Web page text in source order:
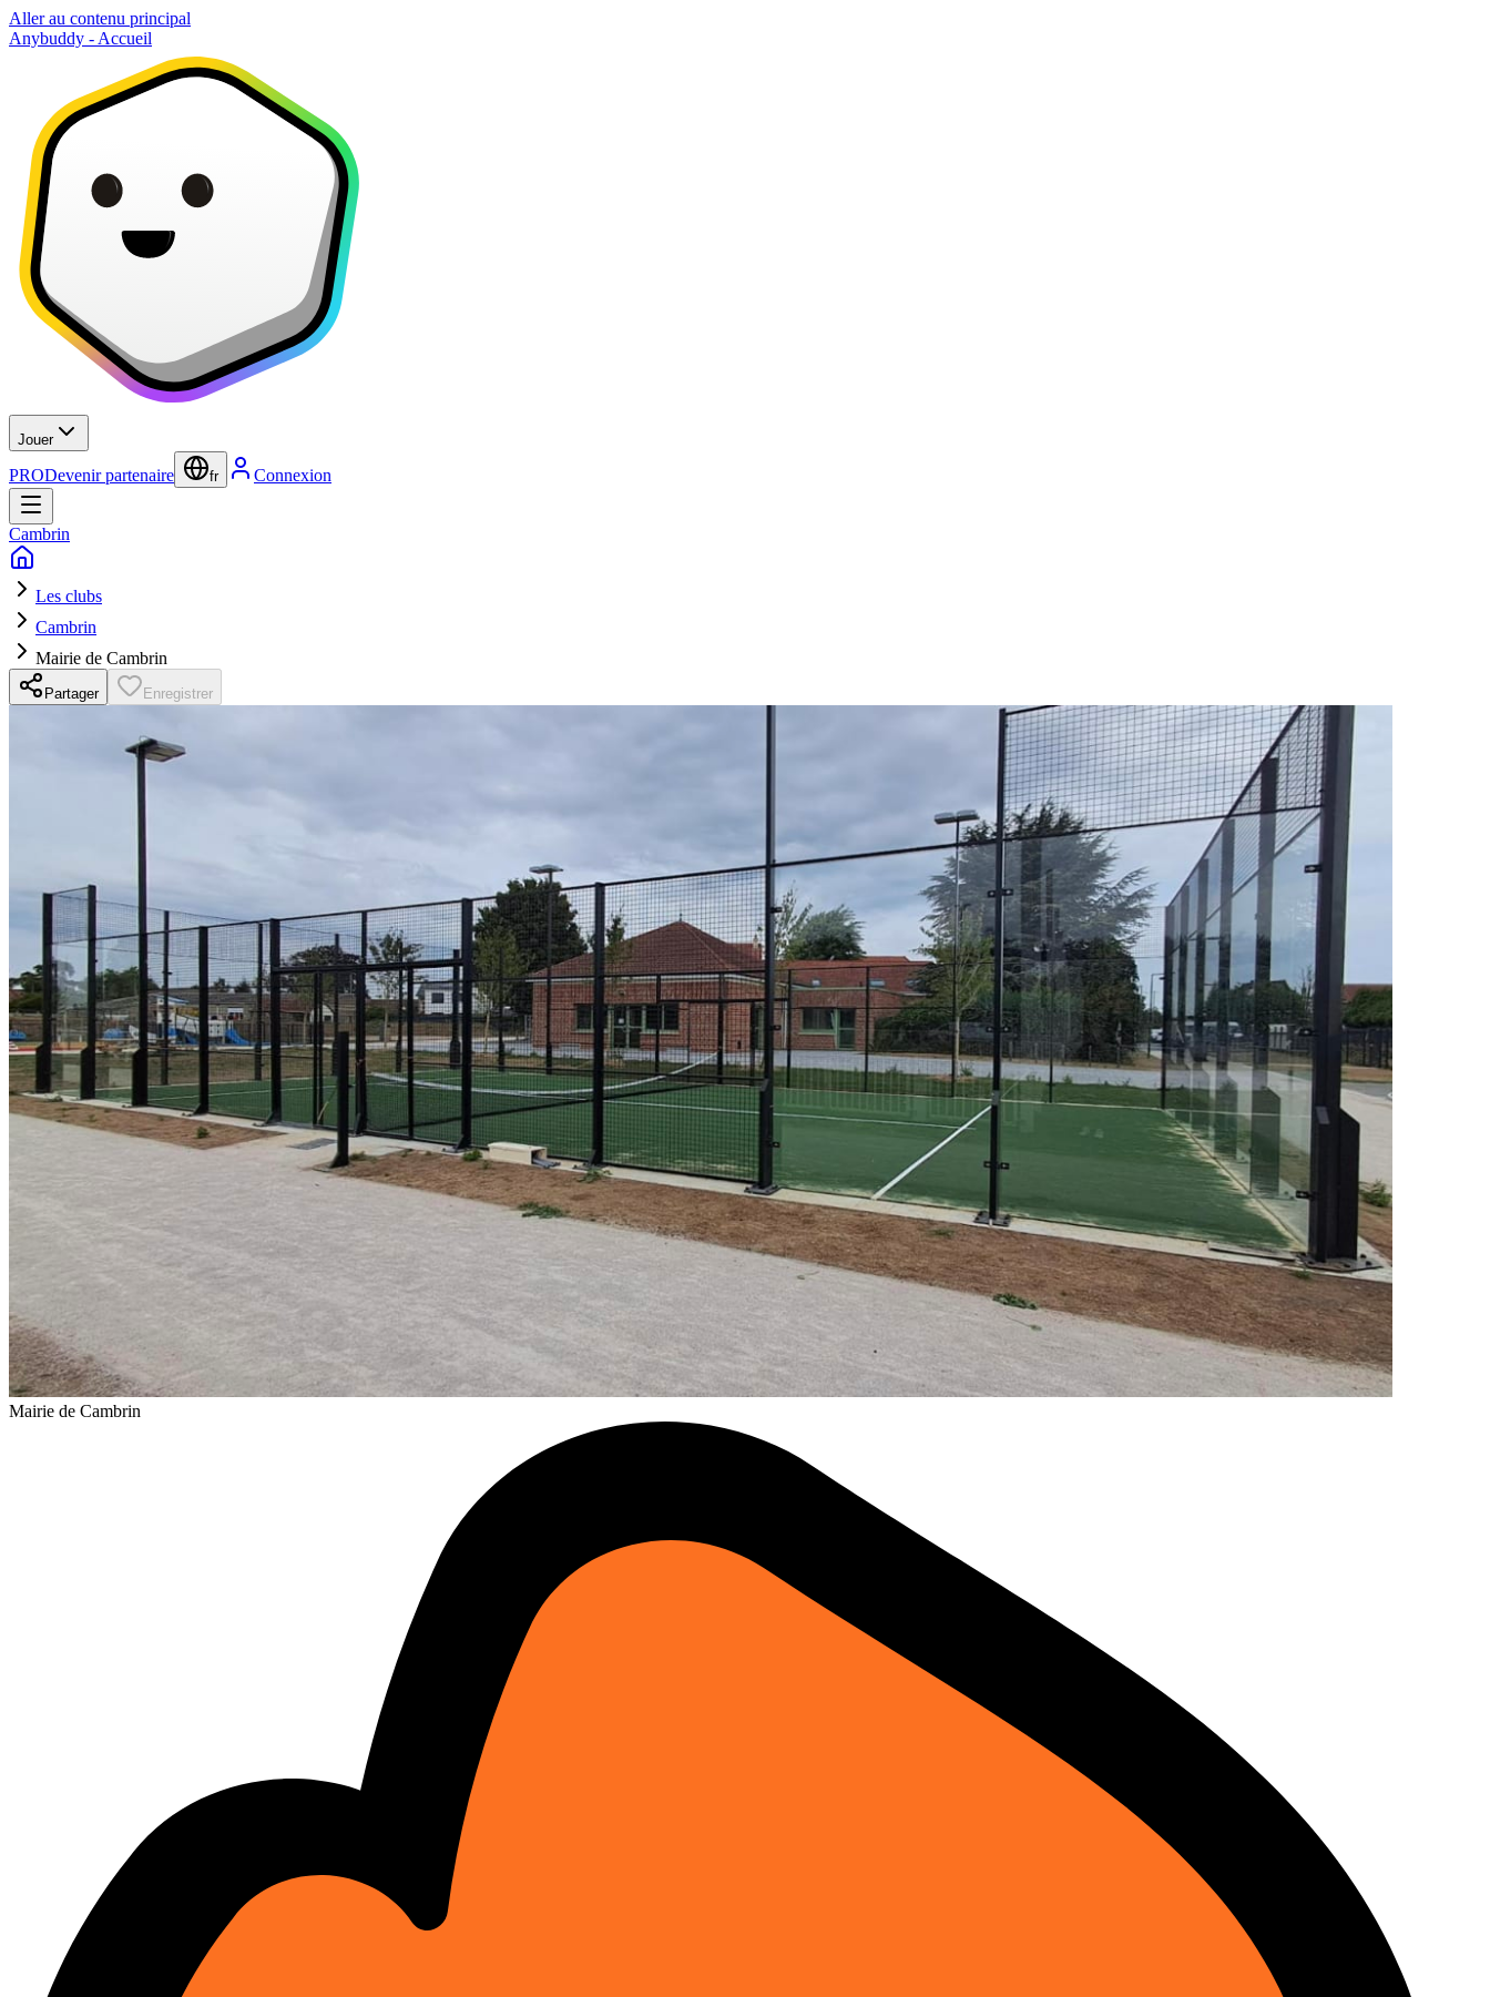
Aller au contenu principal
Anybuddy - Accueil
Jouer
PRODevenir partenaire fr Connexion
Cambrin
Les clubs
Cambrin
Mairie de Cambrin
Partager Enregistrer
Mairie de Cambrin